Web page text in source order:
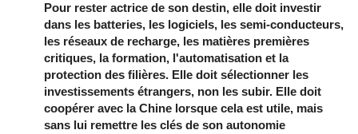
Pour rester actrice de son destin, elle doit investir
dans les batteries, les logiciels, les semi-conducteurs,
les réseaux de recharge, les matières premières
critiques, la formation, l'automatisation et la
protection des filières. Elle doit sélectionner les
investissements étrangers, non les subir. Elle doit
coopérer avec la Chine lorsque cela est utile, mais
sans lui remettre les clés de son autonomie